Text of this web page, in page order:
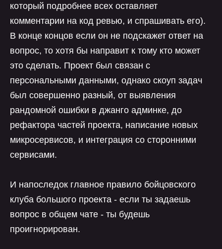
который подробнее всех оставляет
комментарии на код ревью, и спрашивать его).
В конце концов если он не подскажет ответ на
вопрос, то хотя бы направит к тому кто может
это сделать. Проект был связан с
персональными данными, однако скоуп задач
был совершенно разный, от выявления
рандомной ошибки в джанго админке, до
рефактора частей проекта, написание новых
микросервисов, и интеграция со сторонними
сервисами.
И напоследок главное правило бойцовского
клуба большого проекта - если ты задаешь
вопрос в общем чате - ты будешь
проигнорирован.